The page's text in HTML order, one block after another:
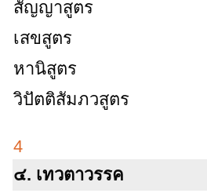
สัญญาสูตร
เสขสูตร
หานิสูตร
วิปัตติสัมภวสูตร
4
๔. เทวตาวรรค